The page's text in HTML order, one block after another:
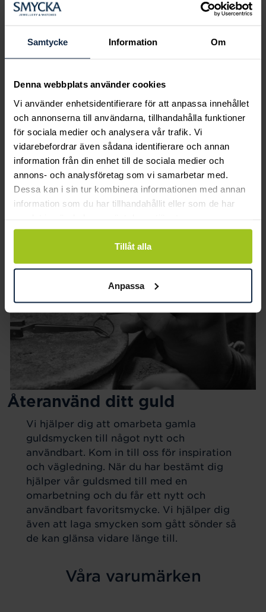
Samtycke Information Om
Denna webbplats använder cookies
Vi använder enhetsidentifierare för att anpassa innehållet
och annonserna till användarna, tillhandahålla funktioner
för sociala medier och analysera vår trafik. Vi
vidarebefordrar även sådana identifierare och annan
information från din enhet till de sociala medier och
annons- och analysföretag som vi samarbetar med.
Dessa kan i sin tur kombinera informationen med annan
information som du har tillhandahållit eller som de har
Tillåt alla
Anpassa
drömring för varje tillfälle i livet. Bokar du
perfekt för just din stil och smak.
Återanvänd ditt guld
Vi hjälper dig att omarbeta gamla
guldsmycken till något nytt och
användbart. Kom in till oss för inspiration
och vägledning. När du har bestämt dig
hjälper vår guldsmed till med en
omarbetning och du får ett nytt och
användbart favoritsmycke. Vi hjälper dig
även att laga smycken som gått sönder så
de kan glänsa vidare länge till.
Våra varumärken